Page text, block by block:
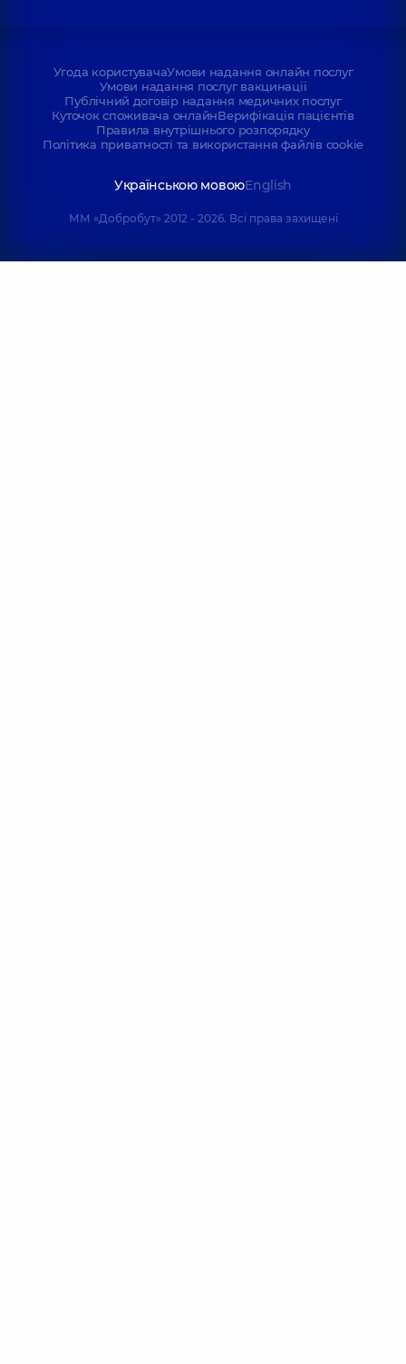
Угода користувачаУмови надання онлайн послуг
Умови надання послуг вакцинації
Публічний договір надання медичних послуг
Куточок споживача онлайнВерифікація пацієнтів
Правила внутрішнього розпорядку
Політика приватності та використання файлів cookie
Українською мовоюEnglish
ММ «Добробут» 2012 - 2026. Всі права захищені